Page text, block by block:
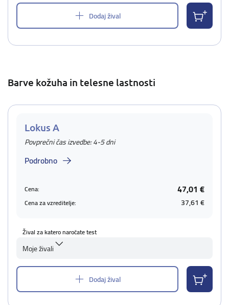
Dodaj žival
Barve kožuha in telesne lastnosti
Lokus A
Povprečni čas izvedbe: 4-5 dni
Podrobno
Cena: 47,01 €
Cena za vzreditelje: 37,61 €
Žival za katero naročate test
Moje živali
Dodaj žival